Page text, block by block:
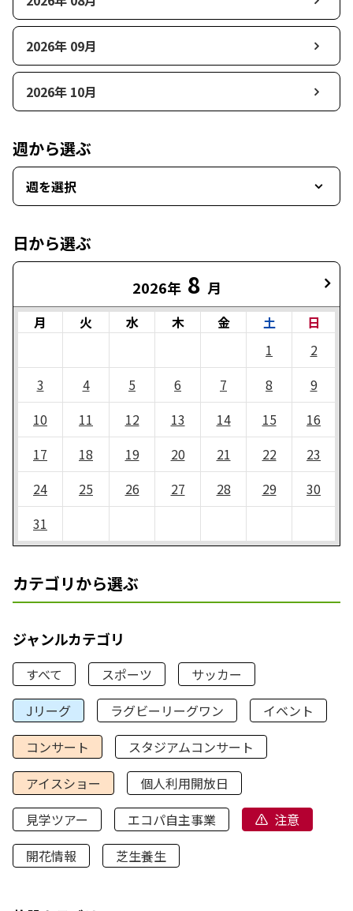
2026年 09月
2026年 10月
週から選ぶ
週を選択
日から選ぶ
2026年 8 月
月 火 水 木 金 土
日
1
2
3
4 5 6 7 8
9
10
11 12 13 14 15
16
17
18 19 20 21 22
23
24
25 26 27 28 29
30
31
カテゴリから選ぶ
ジャンルカテゴリ
すべて スポーツ
サッカー
Jリーグ
ラグビーリーグワン
イベント
コンサート
スタジアムコンサート
アイスショー
個人利用開放日
見学ツアー
エコパ自主事業
注意
開花情報
芝生養生